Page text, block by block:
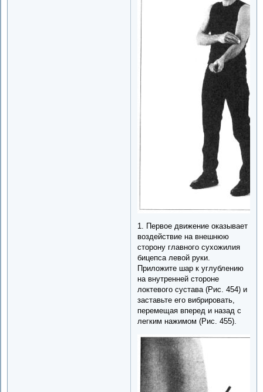
1. Первое движение оказывает
воздействие на внешнюю
сторону главного сухожилия
бицепса левой руки.
Приложите шар к углублению
на внутренней стороне
локтевого сустава (Рис. 454) и
заставьте его вибрировать,
перемещая вперед и назад с
легким нажимом (Рис. 455).